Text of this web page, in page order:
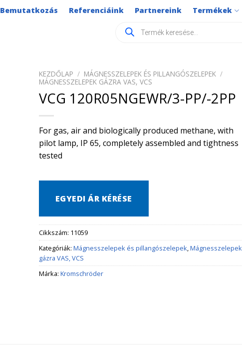
Bemutatkozás Referenciáink Partnereink Termékek
search
KEZDŐLAP / MÁGNESSZELEPEK ÉS PILLANGÓSZELEPEK /
MÁGNESSZELEPEK GÁZRA VAS, VCS
VCG 120R05NGEWR/3-PP/-2PP
For gas, air and biologically produced methane, with
pilot lamp, IP 65, completely assembled and tightness
tested
EGYEDI ÁR KÉRÉSE
Cikkszám: 11059
Kategóriák: Mágnesszelepek és pillangószelepek Mágnesszelepek
gázra VAS, VCS
Márka: Kromschröder